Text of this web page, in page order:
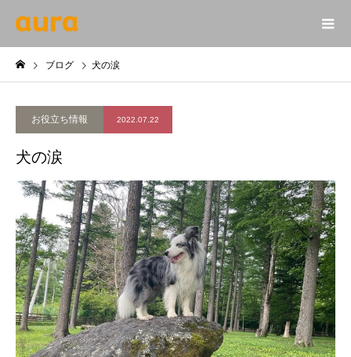
ブログ 犬の涙
お役立ち情報 2022.07.22
犬の涙